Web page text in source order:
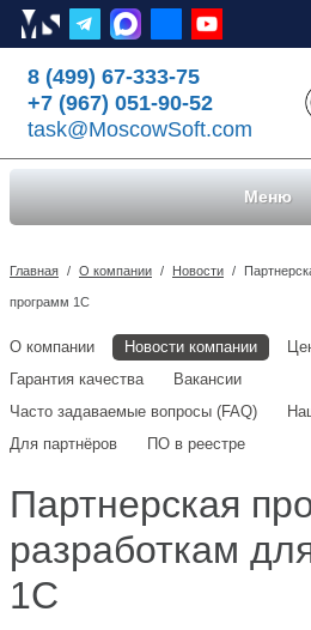
8 (499) 67-333-75
+7 (967) 051-90-52
task@MoscowSoft.com
Меню
Главная / О компании / Новости /
программ 1С
О компании Новости компании
Гарантия качества
Вакансии
Часто задаваемые вопросы (FAQ)
Для партнёров
ПО в реестре
Партнерская
разработкам
1С